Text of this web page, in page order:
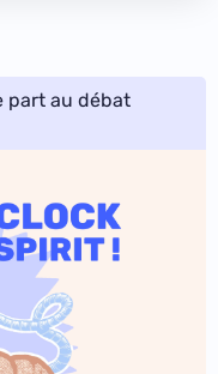
part au débat